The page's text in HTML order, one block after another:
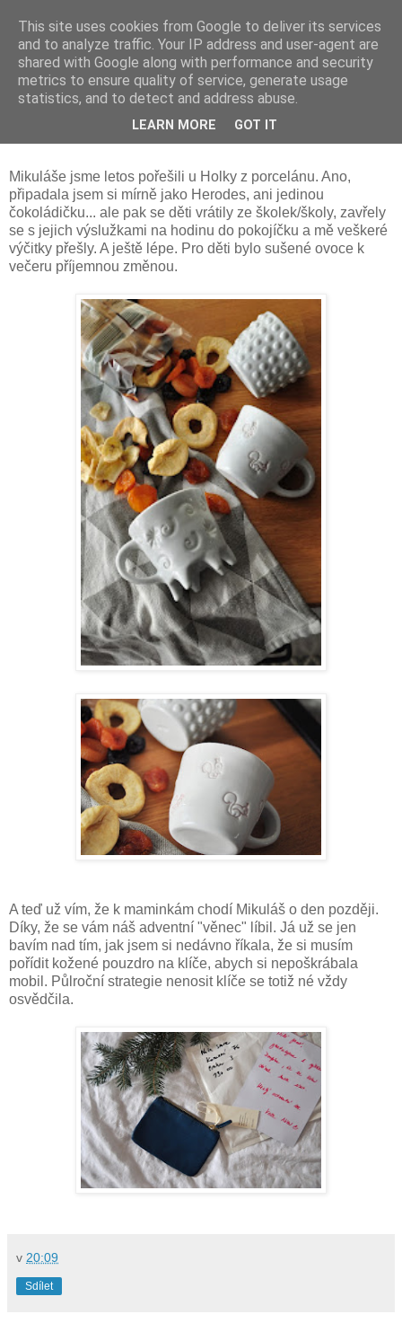
Mikuláše jsme letos pořešili u Holky z porcelánu. Ano,
připadala jsem si mírně jako Herodes, ani jedinou
čokoládičku... ale pak se děti vrátily ze školek/školy, zavřely
se s jejich výslužkami na hodinu do pokojíčku a mě veškeré
výčitky přešly. A ještě lépe. Pro děti bylo sušené ovoce k
večeru příjemnou změnou.
A teď už vím, že k maminkám chodí Mikuláš o den později.
Díky, že se vám náš adventní "věnec" líbil. Já už se jen
bavím nad tím, jak jsem si nedávno říkala, že si musím
pořídit kožené pouzdro na klíče, abych si nepoškrábala
mobil. Půlroční strategie nenosit klíče se totiž né vždy
osvědčila.
v 20:09
Sdílet
This site uses cookies from Google to deliver its services
and to analyze traffic. Your IP address and user-agent are
shared with Google along with performance and security
metrics to ensure quality of service, generate usage
statistics, and to detect and address abuse.
LEARN MORE GOT IT